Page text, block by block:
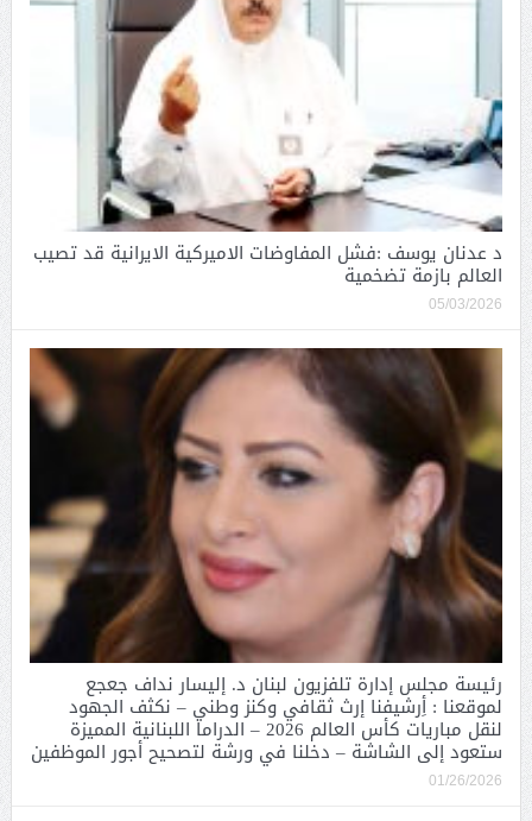
د عدنان يوسف :فشل المفاوضات الاميركية الايرانية قد تصيب
العالم بازمة تضخمية
05/03/2026
رئيسة مجلس إدارة تلفزيون لبنان د. إليسار نداف جعجع
لموقعنا : أِرشيفنا إرث ثقافي وكنز وطني – نكثف الجهود
لنقل مباريات كأس العالم 2026 – الدراما اللبنانية المميزة
ستعود إلى الشاشة – دخلنا في ورشة لتصحيح أجور الموظفين
01/26/2026